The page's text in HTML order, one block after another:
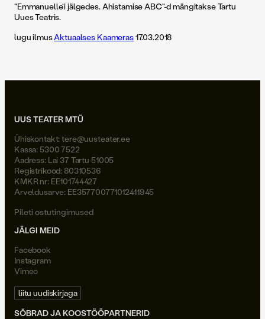
"Emmanuelle'i jälgedes. Ahistamise ABC"-d mängitakse Tartu
Uues Teatris.
lugu ilmusAktuaalses Kaameras17.03.2018
UUS TEATER MTÜ
Ühiskontakt:tere@uusteater.ee
Kassa: 5300 7522
Aadress: Lai 37 Tartu 51005
Registrikood: 80310536
KMKR nr: EE101744427
Arveldusarve: EE357700771012411945
Pileti ostutingimused
JÄLGI MEID
Facebook
Instagram
Vimeo
liitu uudiskirjaga
SÕBRAD JA KOOSTÖÖPARTNERID